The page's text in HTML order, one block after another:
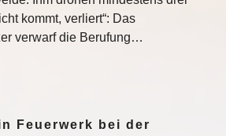
kommt, verliert“: Das
verwarf die Berufung…
Feuerwerk bei der